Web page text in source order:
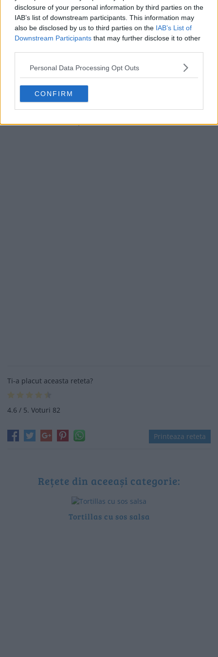
disclosure of your personal information by third parties on the
IAB’s list of downstream participants. This information may
also be disclosed by us to third parties on the IAB’s List of
Downstream Participants that may further disclose it to other
Personal Data Processing Opt Outs
CONFIRM
servit fiecare cu ce i-a placut mai mult: eu cu lamaie,
sotul meu cu hrean.
Ti-a placut aceasta reteta?
4.6 / 5. Voturi 82
Printeaza reteta
Rețete din aceeași categorie:
Tortillas cu sos salsa